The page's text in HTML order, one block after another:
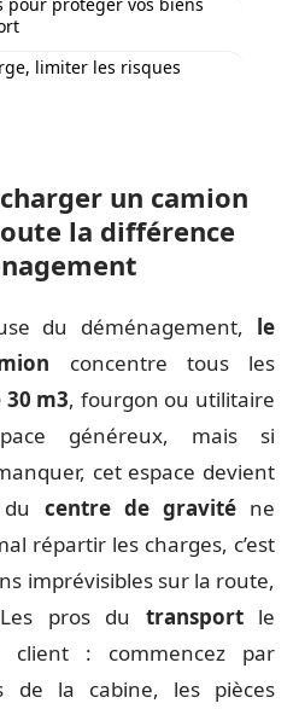
limiter les risques
un camion
la différence
du déménagement, le
concentre tous les
m3, fourgon ou utilitaire
généreux, mais si
cet espace devient
centre de graviténe
répartir les charges, c’est
imprévisibles sur la route,
pros du transportle
client : commencez par
de la cabine, les pièces